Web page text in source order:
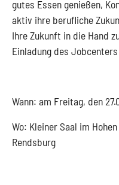
gutes Essen genießen,
aktiv ihre berufliche
Ihre Zukunft in die Hand
Einladung des
Wann: am Freitag, den
Wo: Kleiner Saal im
Rendsburg